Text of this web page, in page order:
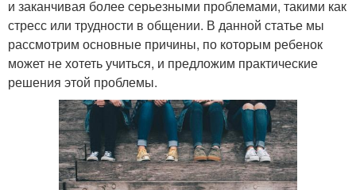
и заканчивая более серьезными проблемами, такими как
стресс или трудности в общении. В данной статье мы
рассмотрим основные причины, по которым ребенок
может не хотеть учиться, и предложим практические
решения этой проблемы.